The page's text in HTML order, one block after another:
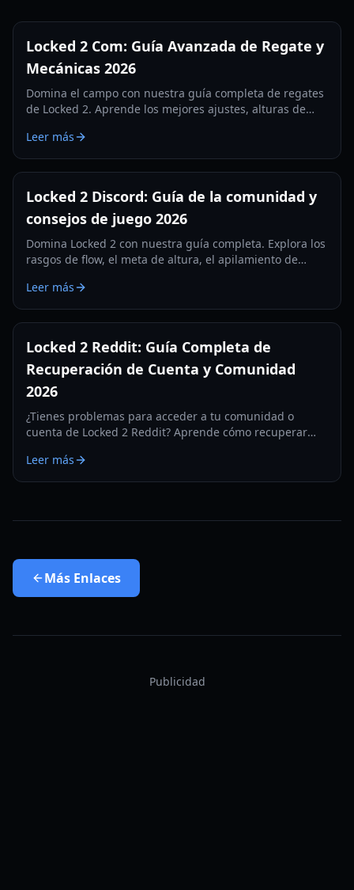
Locked 2 Com: Guía Avanzada de Regate y
Mecánicas 2026
Domina el campo con nuestra guía completa de regates
de Locked 2. Aprende los mejores ajustes, alturas de
Leer más
Locked 2 Discord: Guía de la comunidad y
consejos de juego 2026
Domina Locked 2 con nuestra guía completa. Explora los
rasgos de flow, el meta de altura, el apilamiento de
temporada 2026.
Leer más
Locked 2 Reddit: Guía Completa de
Recuperación de Cuenta y Comunidad
2026
¿Tienes problemas para acceder a tu comunidad o
cuenta de Locked 2 Reddit? Aprende cómo recuperar
2026.
Leer más
Más Enlaces
Publicidad